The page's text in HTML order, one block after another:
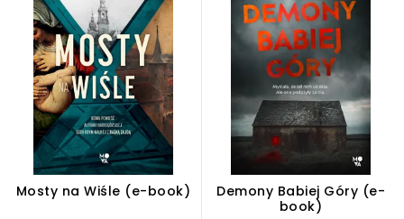
Mosty na Wiśle (e-book)
Demony Babiej Góry (e-
book)